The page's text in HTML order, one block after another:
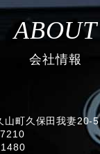
ABOUT
会社情報
町久保田我妻20-5